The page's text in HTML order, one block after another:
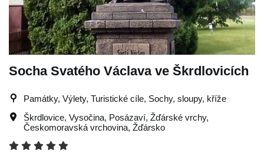
Socha Svatého Václava ve Škrdlovicích
Památky, Výlety, Turistické cíle, Sochy, sloupy, kříže
Škrdlovice, Vysočina, Posázaví, Žďárské vrchy,
Českomoravská vrchovina, Žďársko